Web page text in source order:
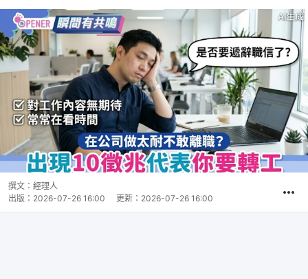
撰文： 經理人
出版： 2026-07-26 16:00 更新： 2026-07-26 16:00